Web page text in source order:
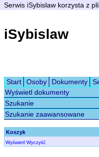
Serwis iSybislaw korzysta z
iSybislaw
Start Osoby Dokumenty
Wyświetl dokumenty
Szukanie
Szukanie zaawansowane
Koszyk
Wyświetl Wyczyść